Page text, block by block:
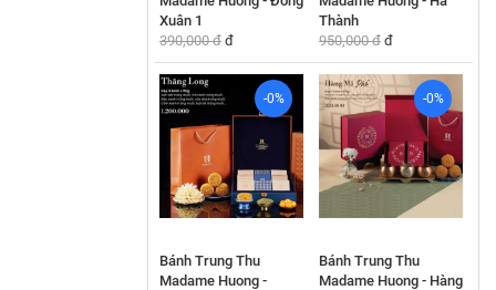
Xuân 1
390,000 đ đ
Thành
950,000 đ đ
-0%
Bánh Trung Thu
Madame Huong -
-0%
Bánh Trung Thu
Madame Huong - Hàng